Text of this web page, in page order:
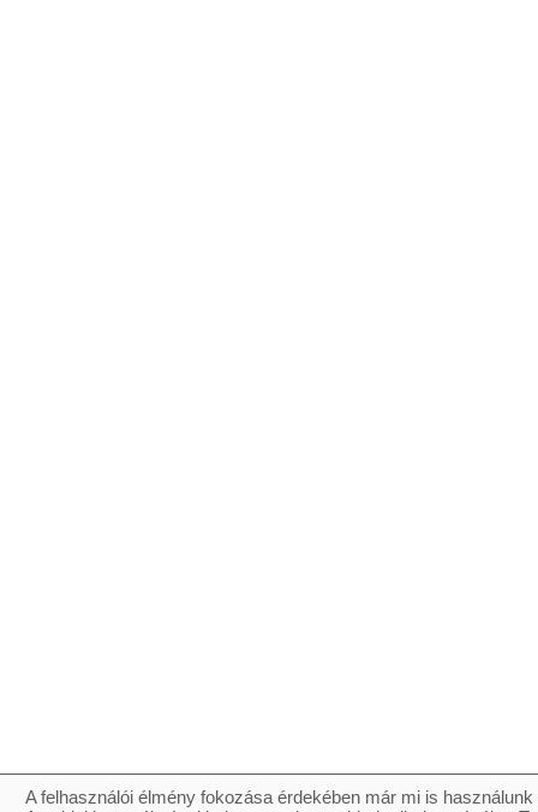
A felhasználói élmény fokozása érdekében már mi is